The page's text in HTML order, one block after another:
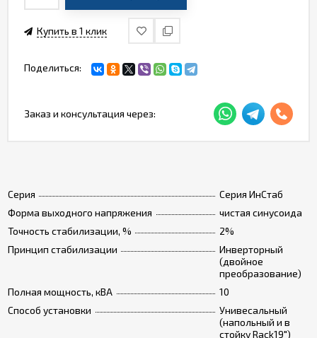
Серия
Серия ИнСтаб
Форма выходного напряжения
чистая синусоида
Точность стабилизации, %
2%
Принцип стабилизации
Инверторный
(двойное
преобразование)
Полная мощность, кВА
10
Способ установки
Унивесальный
(напольный и в
стойку Rack19")
Купить в 1 клик
Поделиться:
Заказ и консультация через: